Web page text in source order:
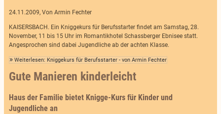
24.11.2009, Von Armin Fechter
KAISERSBACH. Ein Kniggekurs für Berufsstarter findet am Samstag, 28.
November, 11 bis 15 Uhr im Romantikhotel Schassberger Ebnisee statt.
Angesprochen sind dabei Jugendliche ab der achten Klasse.
Weiterlesen: Kniggekurs für Berufsstarter - von Armin Fechter
Gute Manieren kinderleicht
Haus der Familie bietet Knigge-Kurs für Kinder und
Jugendliche an